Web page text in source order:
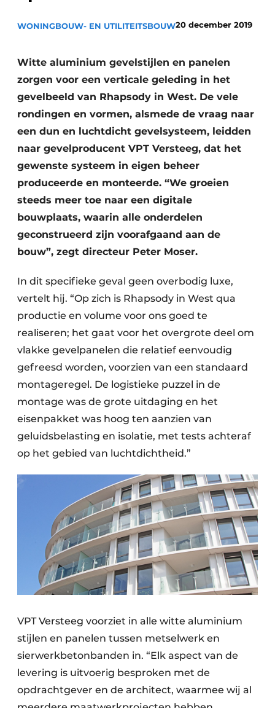
metadata
Vacature aanmelden
Vacatures
Video’s
WONINGBOUW- EN UTILITEITSBOUW20 december 2019
Witte aluminium gevelstijlen en panelen
zorgen voor een verticale geleding in het
gevelbeeld van Rhapsody in West. De vele
rondingen en vormen, alsmede de vraag naar
een dun en luchtdicht gevelsysteem, leidden
naar gevelproducent VPT Versteeg, dat het
gewenste systeem in eigen beheer
produceerde en monteerde. “We groeien
steeds meer toe naar een digitale
bouwplaats, waarin alle onderdelen
geconstrueerd zijn voorafgaand aan de
bouw”, zegt directeur Peter Moser.
In dit specifieke geval geen overbodig luxe,
vertelt hij. “Op zich is Rhapsody in West qua
productie en volume voor ons goed te
realiseren; het gaat voor het overgrote deel om
vlakke gevelpanelen die relatief eenvoudig
gefreesd worden, voorzien van een standaard
montageregel. De logistieke puzzel in de
montage was de grote uitdaging en het
eisenpakket was hoog ten aanzien van
geluidsbelasting en isolatie, met tests achteraf
op het gebied van luchtdichtheid.”
VPT Versteeg voorziet in alle witte aluminium
stijlen en panelen tussen metselwerk en
sierwerkbetonbanden in. “Elk aspect van de
levering is uitvoerig besproken met de
opdrachtgever en de architect, waarmee wij al